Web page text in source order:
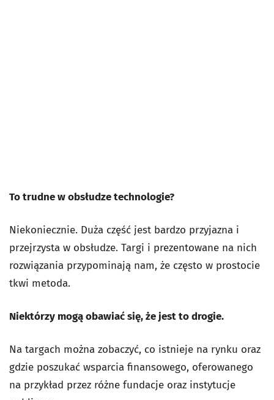
To trudne w obsłudze technologie?
Niekoniecznie. Duża część jest bardzo przyjazna i
przejrzysta w obsłudze. Targi i prezentowane na nich
rozwiązania przypominają nam, że często w prostocie
tkwi metoda.
Niektórzy mogą obawiać się, że jest to drogie.
Na targach można zobaczyć, co istnieje na rynku oraz
gdzie poszukać wsparcia finansowego, oferowanego
na przykład przez różne fundacje oraz instytucje